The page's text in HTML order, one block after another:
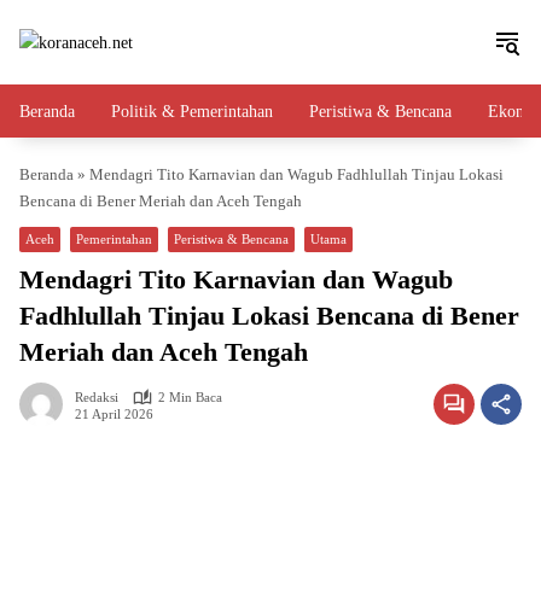
Beranda Politik & Pemerintahan Peristiwa & Bencana
Beranda » Mendagri Tito Karnavian dan Wagub Fadhlullah Tinjau Lokasi
Bencana di Bener Meriah dan Aceh Tengah
Aceh Pemerintahan Peristiwa & Bencana Utama
Mendagri Tito Karnavian dan Wagub
Fadhlullah Tinjau Lokasi Bencana di Bener
Meriah dan Aceh Tengah
Redaksi
2 Min Baca
21 April 2026